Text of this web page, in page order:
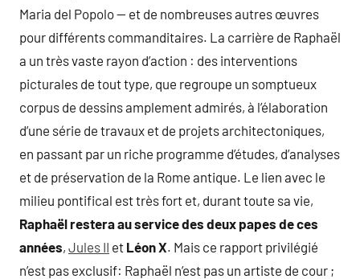
Maria del Popolo — et de nombreuses autres œuvres
pour différents commanditaires. La carrière de Raphaël
a un très vaste rayon d’action : des interventions
picturales de tout type, que regroupe un somptueux
corpus de dessins amplement admirés, à l’élaboration
d’une série de travaux et de projets architectoniques,
en passant par un riche programme d’études, d’analyses
et de préservation de la Rome antique. Le lien avec le
milieu pontifical est très fort et, durant toute sa vie,
Raphaël restera au service des deux papes de ces
années, Jules II et Léon X. Mais ce rapport privilégié
n’est pas exclusif: Raphaël n’est pas un artiste de cour ;